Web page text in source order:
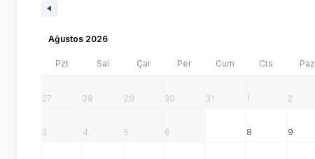
Ağustos 2026
Pzt Sal Çar Per Cum Cts Paz
27 28 29 30 31 1 2
3 4 5 6 8 9